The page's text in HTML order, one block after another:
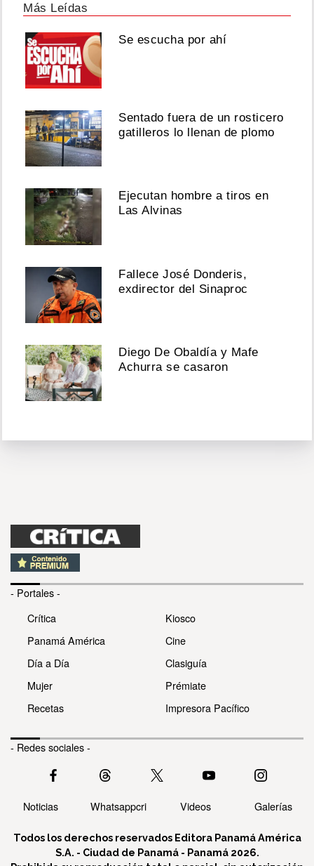
Más Leídas
Se escucha por ahí
Sentado fuera de un rosticero
gatilleros lo llenan de plomo
Ejecutan hombre a tiros en
Las Alvinas
Fallece José Donderis,
exdirector del Sinaproc
Diego De Obaldía y Mafe
Achurra se casaron
- Portales -
Crítica
Panamá América
Día a Día
Mujer
Recetas
Kiosco
Cine
Clasiguía
Prémiate
Impresora Pacífico
- Redes sociales -
Noticias Whatsappcri Videos Galerías
Todos los derechos reservados Editora Panamá América
S.A. - Ciudad de Panamá - Panamá 2026.